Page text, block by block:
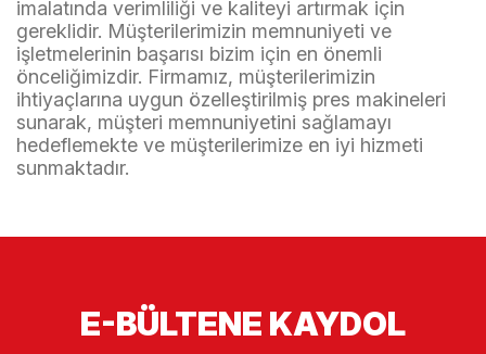
imalatında verimliliği ve kaliteyi artırmak için
gereklidir. Müşterilerimizin memnuniyeti ve
işletmelerinin başarısı bizim için en önemli
önceliğimizdir. Firmamız, müşterilerimizin
ihtiyaçlarına uygun özelleştirilmiş pres makineleri
sunarak, müşteri memnuniyetini sağlamayı
hedeflemekte ve müşterilerimize en iyi hizmeti
sunmaktadır.
E-BÜLTENE KAYDOL